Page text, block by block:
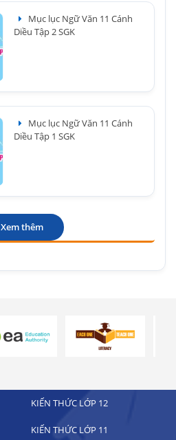
Mục lục Ngữ Văn 11 Cánh
Diều Tập 2 SGK
Mục lục Ngữ Văn 11 Cánh
Diều Tập 1 SGK
Xem thêm
KIẾN THỨC LỚP 12
KIẾN THỨC LỚP 11